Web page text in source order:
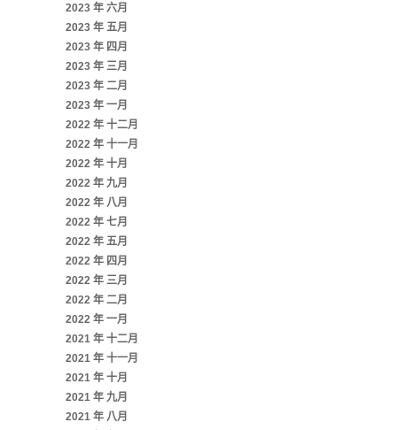
2023 年 六月
2023 年 五月
2023 年 四月
2023 年 三月
2023 年 二月
2023 年 一月
2022 年 十二月
2022 年 十一月
2022 年 十月
2022 年 九月
2022 年 八月
2022 年 七月
2022 年 五月
2022 年 四月
2022 年 三月
2022 年 二月
2022 年 一月
2021 年 十二月
2021 年 十一月
2021 年 十月
2021 年 九月
2021 年 八月